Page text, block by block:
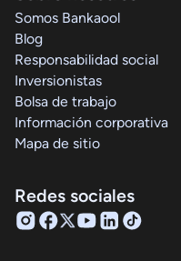
Somos Bankaool
Blog
Responsabilidad social
Inversionistas
Bolsa de trabajo
Información corporativa
Mapa de sitio
Redes sociales